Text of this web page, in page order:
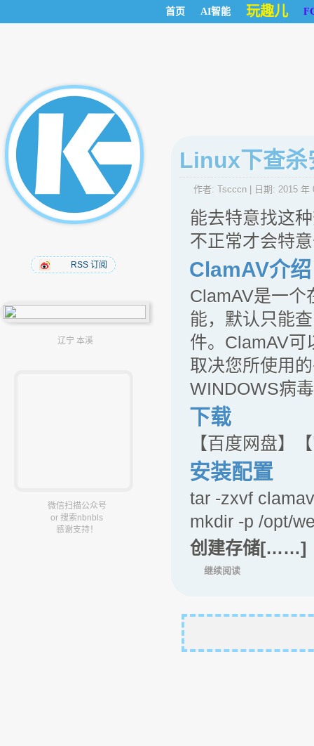
首页 AI智能 玩趣儿
RSS 订阅
辽宁 本溪
微信扫描公众号
or 搜索nbnbls
感谢支持！
Linux下查
作者: Tscccn | 日期: 2015 年
能去特意找这
不正常才会特
ClamAV介绍
ClamAV是一个
能，默认只能
件。ClamAV可
取决您所使用
WINDOWS病
下载
【百度网盘】
安装配置
tar -zxvf
mkdir -p /opt/
创建存储[……]
继续阅读